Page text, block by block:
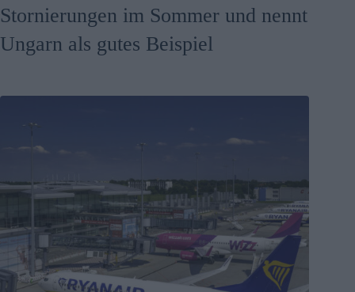
Stornierungen im Sommer und nennt
Ungarn als gutes Beispiel